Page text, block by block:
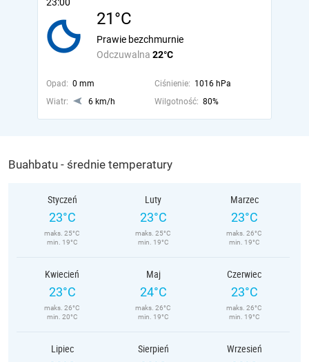
21°C
Odczuwalna 22°C
Prawie bezchmurnie
Opad: 0 mm Ciśnienie: 1016 hPa
Wiatr:
6 km/h Wilgotność: 80%
Buahbatu - średnie temperatury
Styczeń
23°C
maks. 25°C
min. 19°C
Luty
23°C
maks. 25°C
min. 19°C
Marzec
23°C
maks. 26°C
min. 19°C
Kwiecień
23°C
maks. 26°C
min. 20°C
Maj
24°C
maks. 26°C
min. 19°C
Czerwiec
23°C
maks. 26°C
min. 19°C
Lipiec Sierpień Wrzesień